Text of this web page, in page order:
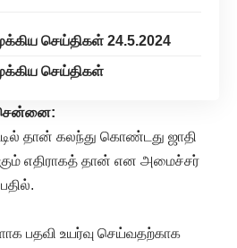
செய்திகள் 24.5.2024
செய்திகள்
சென்னை:
தான் கலந்து கொண்டது ஜாதி
எதிராகத் தான் என அமைச்சர்
பதவி உயர்வு செய்வதற்காக